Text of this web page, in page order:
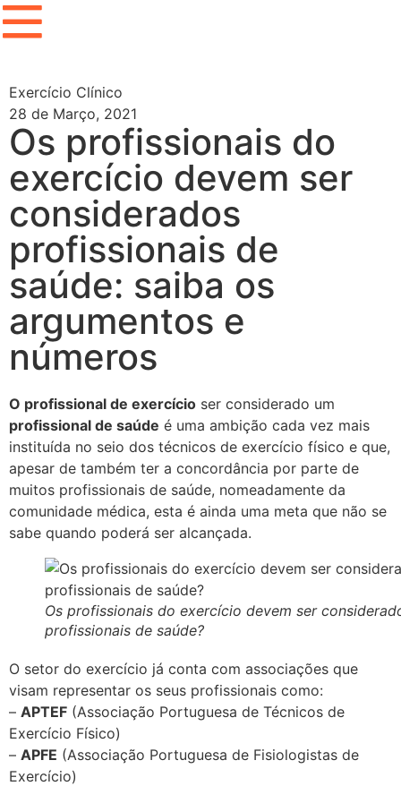
Exercício Clínico
28 de Março, 2021
Os profissionais do
exercício devem ser
considerados
profissionais de
saúde: saiba os
argumentos e
números
O profissional de exercício ser considerado um
profissional de saúde é uma ambição cada vez mais
instituída no seio dos técnicos de exercício físico e que,
apesar de também ter a concordância por parte de
muitos profissionais de saúde, nomeadamente da
comunidade médica, esta é ainda uma meta que não se
sabe quando poderá ser alcançada.
Os profissionais do exercício devem ser
profissionais de saúde?
O setor do exercício já conta com associações que
visam representar os seus profissionais como:
– APTEF (Associação Portuguesa de Técnicos de
Exercício Físico)
– APFE (Associação Portuguesa de Fisiologistas de
Exercício)